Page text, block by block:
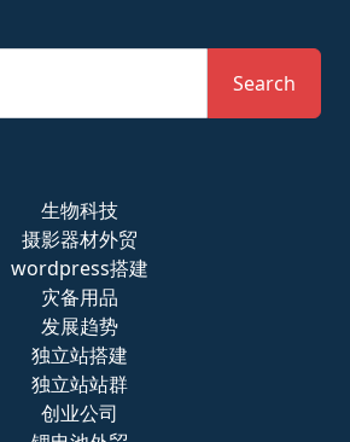
Search
生物科技
摄影器材外贸
wordpress搭建
灾备用品
发展趋势
独立站搭建
独立站站群
创业公司